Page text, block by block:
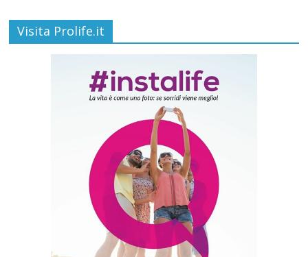
Visita Prolife.it